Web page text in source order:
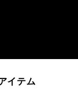
イテム